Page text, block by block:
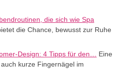
die sich wie Spa
die Chance, bewusst zur Ruhe
Design: 4 Tipps für den… Eine
kurze Fingernägel im